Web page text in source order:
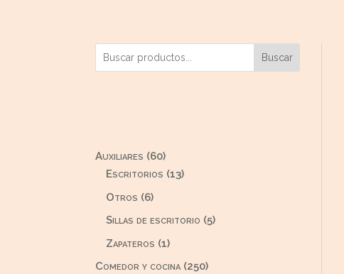
Buscar
Auxiliares 6060
productos
Escritorios 1313
Otros 66
Sillas de escritorio 55
Zapateros 11
producto
Comedor y cocina 250250